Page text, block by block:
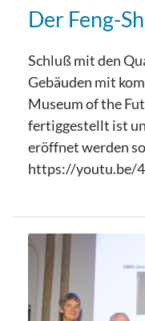
Der Feng-
Schluß mit den
Gebäuden mit
Museum of the
fertiggestellt ist
eröffnet werden
https://youtu.be/